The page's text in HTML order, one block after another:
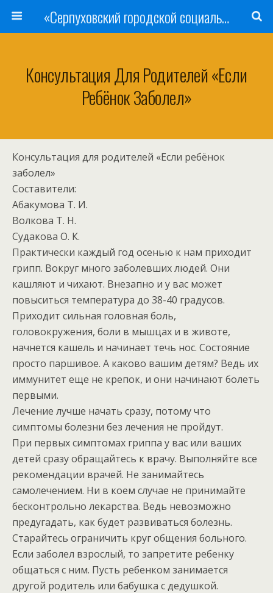
«Серпуховский городской социально-реабилитационный Центр для несовершеннолетних»
Консультация Для Родителей «Если
Ребёнок Заболел»
Консультация для родителей «Если ребёнок
заболел»
Составители:
Абакумова Т. И.
Волкова Т. Н.
Судакова О. К.
Практически каждый год осенью к нам приходит
грипп. Вокруг много заболевших людей. Они
кашляют и чихают. Внезапно и у вас может
повыситься температура до 38-40 градусов.
Приходит сильная головная боль,
головокружения, боли в мышцах и в животе,
начнется кашель и начинает течь нос. Состояние
просто паршивое. А каково вашим детям? Ведь их
иммунитет еще не крепок, и они начинают болеть
первыми.
Лечение лучше начать сразу, потому что
симптомы болезни без лечения не пройдут.
При первых симптомах гриппа у вас или ваших
детей сразу обращайтесь к врачу. Выполняйте все
рекомендации врачей. Не занимайтесь
самолечением. Ни в коем случае не принимайте
бесконтрольно лекарства. Ведь невозможно
предугадать, как будет развиваться болезнь.
Старайтесь ограничить круг общения больного.
Если заболел взрослый, то запретите ребенку
общаться с ним. Пусть ребенком занимается
другой родитель или бабушка с дедушкой.